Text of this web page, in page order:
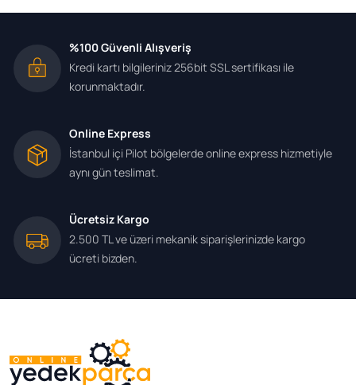
%100 Güvenli Alışveriş
Kredi kartı bilgileriniz 256bit SSL sertifikası ile
korunmaktadır.
Online Express
İstanbul içi Pilot bölgelerde online express hizmetiyle
aynı gün teslimat.
Ücretsiz Kargo
2.500 TL ve üzeri mekanik siparişlerinizde kargo
ücreti bizden.